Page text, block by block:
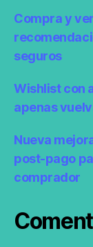
Compra y
seguros
Wishlist con
apenas
Nueva
post-pago
comprador